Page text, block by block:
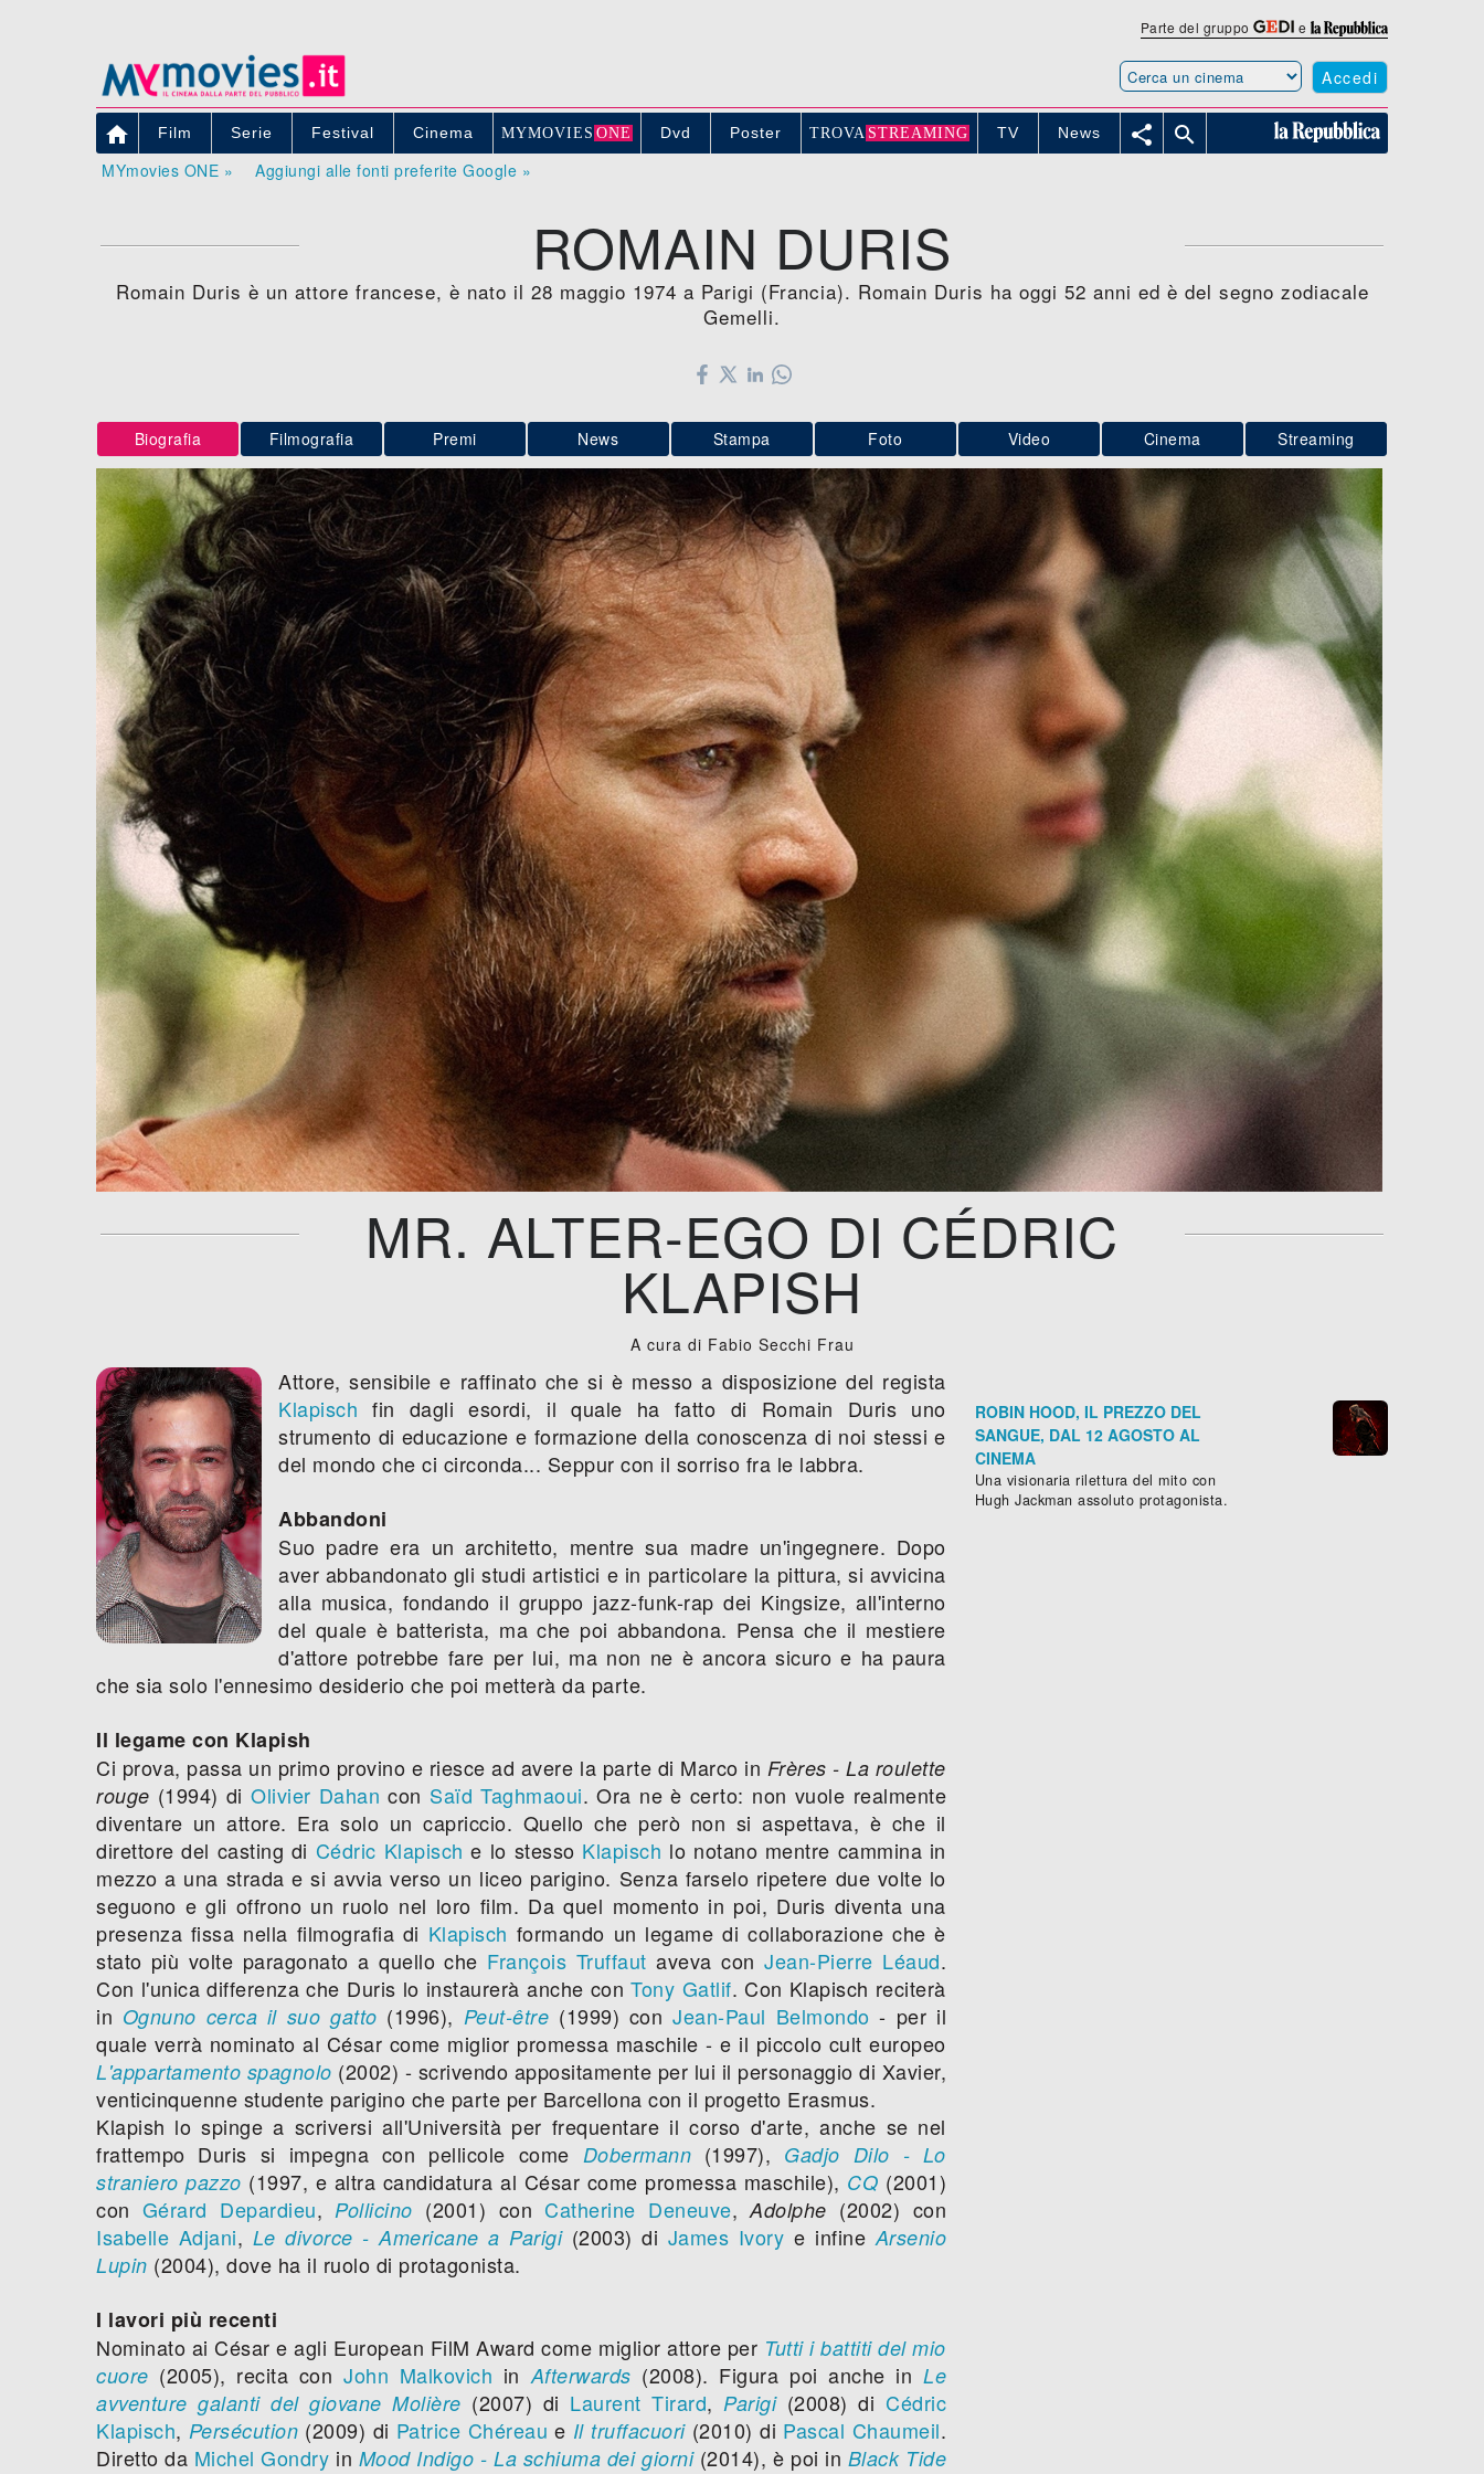
Parte del gruppo e
Accedi
 Film Serie Festival Cinema MYMOVIE S ONE Dvd Poster TROVA STREAMING TV News  
MYmovies ONE » Aggiungi alle fonti preferite Google »
ROMAIN DURIS
Romain Duris è un attore francese, è nato il 28 maggio 1974 a Parigi (Francia). Romain Duris ha oggi 52 anni ed è del segno zodiacale
Gemelli.
Biografia Filmografia Premi News Stampa Foto Video Cinema Streaming
MR. ALTER-EGO DI CÉDRIC
KLAPISH
A cura di Fabio Secchi Frau
Attore, sensibile e raffinato che si è messo a disposizione del regista
Klapisch fin dagli esordi, il quale ha fatto di Romain Duris uno
strumento di educazione e formazione della conoscenza di noi stessi e
del mondo che ci circonda... Seppur con il sorriso fra le labbra.
Abbandoni
Suo padre era un architetto, mentre sua madre un'ingegnere. Dopo
aver abbandonato gli studi artistici e in particolare la pittura, si avvicina
alla musica, fondando il gruppo jazz-funk-rap dei Kingsize, all'interno
del quale è batterista, ma che poi abbandona. Pensa che il mestiere
d'attore potrebbe fare per lui, ma non ne è ancora sicuro e ha paura
che sia solo l'ennesimo desiderio che poi metterà da parte.
Il legame con Klapish
Ci prova, passa un primo provino e riesce ad avere la parte di Marco in Frères - La roulette
rouge (1994) diOlivier Dahan con Saïd Taghmaoui. Ora ne è certo: non vuole realmente
diventare un attore. Era solo un capriccio. Quello che però non si aspettava, è che il
direttore del casting di Cédric Klapisch e lo stesso Klapisch lo notano mentre cammina in
mezzo a una strada e si avvia verso un liceo parigino. Senza farselo ripetere due volte lo
seguono e gli offrono un ruolo nel loro film. Da quel momento in poi, Duris diventa una
presenza fissa nella filmografia di Klapisch formando un legame di collaborazione che è
stato più volte paragonato a quello che François Truffaut aveva conJean-Pierre Léaud.
Con l'unica differenza che Duris lo instaurerà anche conTony Gatlif. Con Klapisch reciterà
in Ognuno cerca il suo gatto (1996), Peut-être (1999) conJean-Paul Belmondo - per il
quale verrà nominato al César come miglior promessa maschile - e il piccolo cult europeo
L'appartamento spagnolo (2002) - scrivendo appositamente per lui il personaggio di Xavier,
venticinquenne studente parigino che parte per Barcellona con il progetto Erasmus.
Klapish lo spinge a scriversi all'Università per frequentare il corso d'arte, anche se nel
frattempo Duris si impegna con pellicole come Dobermann (1997), Gadjo Dilo - Lo
straniero pazzo (1997, e altra candidatura al César come promessa maschile), CQ (2001)
con Gérard Depardieu, Pollicino (2001) con Catherine Deneuve,Adolphe (2002) con
Isabelle Adjani, Le divorce - Americane a Parigi(2003) di James Ivory e infine Arsenio
Lupin (2004), dove ha il ruolo di protagonista.
I lavori più recenti
Nominato ai César e agli European FilM Award come miglior attore per Tutti i battiti del mio
cuore (2005), recita conJohn Malkovich in Afterwards (2008). Figura poi anche inLe
avventure galanti del giovane Molière (2007) di Laurent Tirard, Parigi(2008) di Cédric
Klapisch, Persécution (2009) di Patrice Chéreau e Il truffacuori(2010) di Pascal Chaumeil.
Diretto da Michel Gondry in Mood Indigo - La schiuma dei giorni(2014), è poi in Black Tide
ROBIN HOOD, IL PREZZO DEL
SANGUE, DAL 12 AGOSTO AL
CINEMA
Una visionaria rilettura del mito con
Hugh Jackman assoluto protagonista.